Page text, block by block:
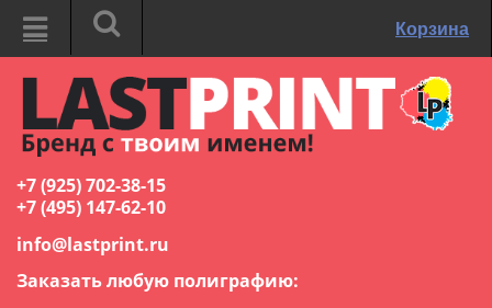
Корзина
+7 (925) 702-38-15
+7 (495) 147-62-10
info@lastprint.ru
Заказать любую полиграфию: